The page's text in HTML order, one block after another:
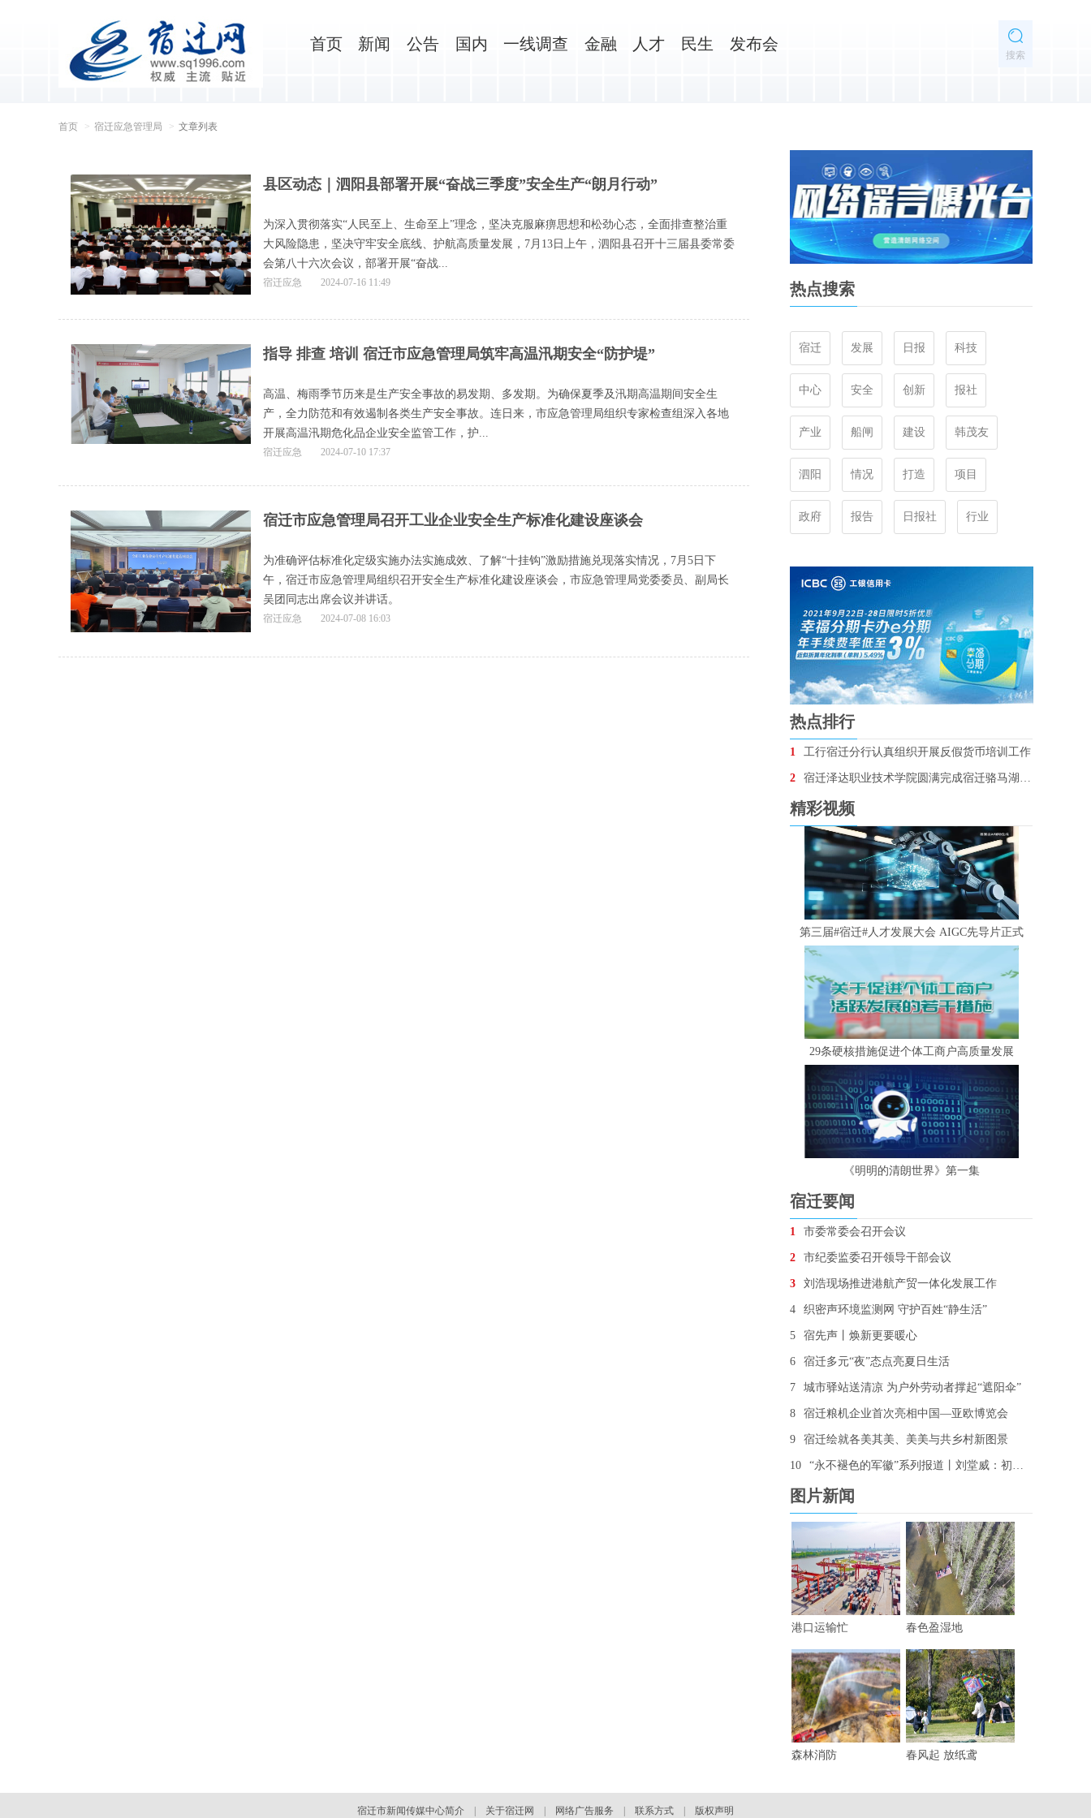
首页 新闻 公告 国内 一线调查 金融 人才 民生 发布会
搜索
首页 宿迁应急管理局 文章列表
县区动态｜泗阳县部署开展“奋战三季度”安全生产“朗月行动”
为深入贯彻落实“人民至上、生命至上”理念，坚决克服麻痹思想和松劲心态，全面排查整治重
大风险隐患，坚决守牢安全底线、护航高质量发展，7月13日上午，泗阳县召开十三届县委常委
会第八十六次会议，部署开展“奋战...
宿迁应急 2024-07-16 11:49
指导 排查 培训 宿迁市应急管理局筑牢高温汛期安全“防护堤”
高温、梅雨季节历来是生产安全事故的易发期、多发期。为确保夏季及汛期高温期间安全生
产，全力防范和有效遏制各类生产安全事故。连日来，市应急管理局组织专家检查组深入各地
开展高温汛期危化品企业安全监管工作，护...
宿迁应急 2024-07-10 17:37
宿迁市应急管理局召开工业企业安全生产标准化建设座谈会
为准确评估标准化定级实施办法实施成效、了解“十挂钩”激励措施兑现落实情况，7月5日下
午，宿迁市应急管理局组织召开安全生产标准化建设座谈会，市应急管理局党委委员、副局长
吴团同志出席会议并讲话。
宿迁应急 2024-07-08 16:03
热点搜索
宿迁 发展 日报 科技
中心 安全 创新 报社
产业 船闸 建设 韩茂友
泗阳 情况 打造 项目
政府 报告 日报社 行业
热点排行
1 工行宿迁分行认真组织开展反假货币培训工作
2 宿迁泽达职业技术学院圆满完成宿迁骆马湖•银河左岸音乐节安保任务
精彩视频
第三届#宿迁#人才发展大会 AIGC先导片正式
29条硬核措施促进个体工商户高质量发展
《明明的清朗世界》第一集
宿迁要闻
1 市委常委会召开会议
2 市纪委监委召开领导干部会议
3 刘浩现场推进港航产贸一体化发展工作
4 织密声环境监测网 守护百姓“静生活”
5 宿先声丨焕新更要暖心
6 宿迁多元“夜”态点亮夏日生活
7 城市驿站送清凉 为户外劳动者撑起“遮阳伞”
8 宿迁粮机企业首次亮相中国—亚欧博览会
9 宿迁绘就各美其美、美美与共乡村新图景
10 “永不褪色的军徽”系列报道丨刘堂威：初心未改 用“铁脚板”走出“平安路”
图片新闻
港口运输忙 春色盈湿地
森林消防 春风起 放纸鸢
宿迁市新闻传媒中心简介 关于宿迁网 网络广告服务 联系方式 版权声明